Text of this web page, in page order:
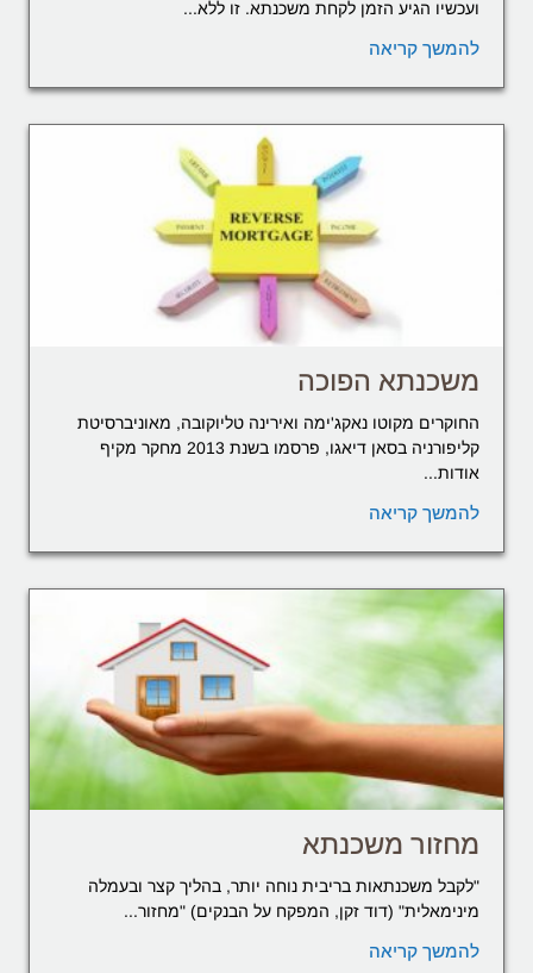
ועכשיו הגיע הזמן לקחת משכנתא. זו ללא...
להמשך קריאה
משכנתא הפוכה
החוקרים מקוטו נאקג'ימה ואירינה טליוקובה, מאוניברסיטת
קליפורניה בסאן דיאגו, פרסמו בשנת 2013 מחקר מקיף
אודות...
להמשך קריאה
מחזור משכנתא
"לקבל משכנתאות בריבית נוחה יותר, בהליך קצר ובעמלה
מינימאלית" (דוד זקן, המפקח על הבנקים) "מחזור...
להמשך קריאה